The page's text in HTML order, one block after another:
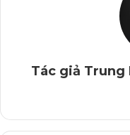
=> Câu tiếp theo, lặp
thể hiện “tinh thần”
ra sự khích lệ tinh
khác, và đặc biệt là
Tác giả Trung